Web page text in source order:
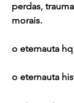
perdas,
morais.
o eternauta
o eternauta